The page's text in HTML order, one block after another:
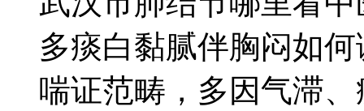
多痰白黏腻伴胸闷如
喘证范畴，多因气滞